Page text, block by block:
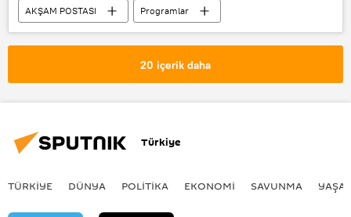
AKŞAM POSTASI
Programlar
RADYO
Restoran
20 içerik daha
Türkiye
TÜRKIYE DÜNYA POLİTİKA EKONOMİ SAVUNMA